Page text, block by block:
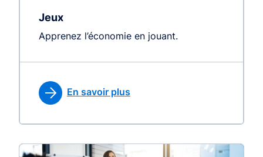
Jeux
Apprenez l’économie en jouant.
En savoir plus